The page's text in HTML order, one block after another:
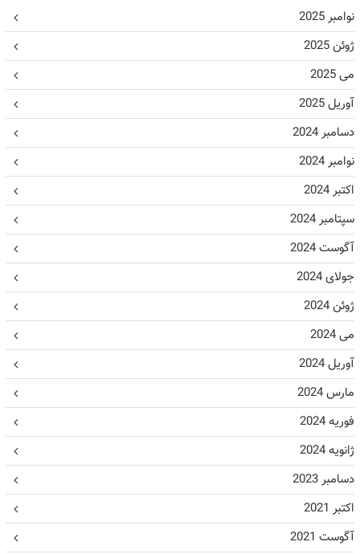
نوامبر 2025
ژوئن 2025
می 2025
آوریل 2025
دسامبر 2024
نوامبر 2024
اکتبر 2024
سپتامبر 2024
آگوست 2024
جولای 2024
ژوئن 2024
می 2024
آوریل 2024
مارس 2024
فوریه 2024
ژانویه 2024
دسامبر 2023
اکتبر 2021
آگوست 2021